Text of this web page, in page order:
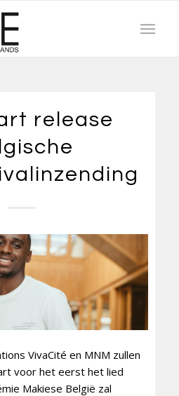
release
VivaCité en MNM zullen
voor het eerst het lied
Makiese België zal